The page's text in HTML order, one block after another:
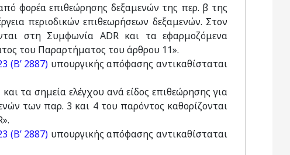
φορέα επιθεώρησης δεξαμενών της περ. β της
περιοδικών επιθεωρήσεων δεξαμενών. Στον
στη Συμφωνία ADR και τα εφαρμοζόμενα
του Παραρτήματος του άρθρου 11».
(Β’ 2887) υπουργικής απόφασης αντικαθίσταται
τα σημεία ελέγχου ανά είδος επιθεώρησης για
των παρ. 3 και 4 του παρόντος καθορίζονται
(Β’ 2887) υπουργικής απόφασης αντικαθίσταται